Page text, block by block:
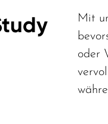
Mit
oder